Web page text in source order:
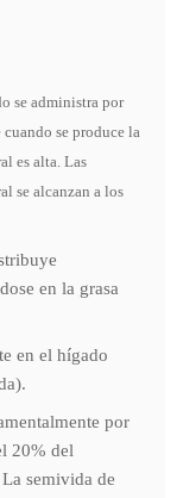
se administra por
se produce la
es alta. Las
se alcanzan a los
en la grasa
en el hígado
por
20% del
semivida de